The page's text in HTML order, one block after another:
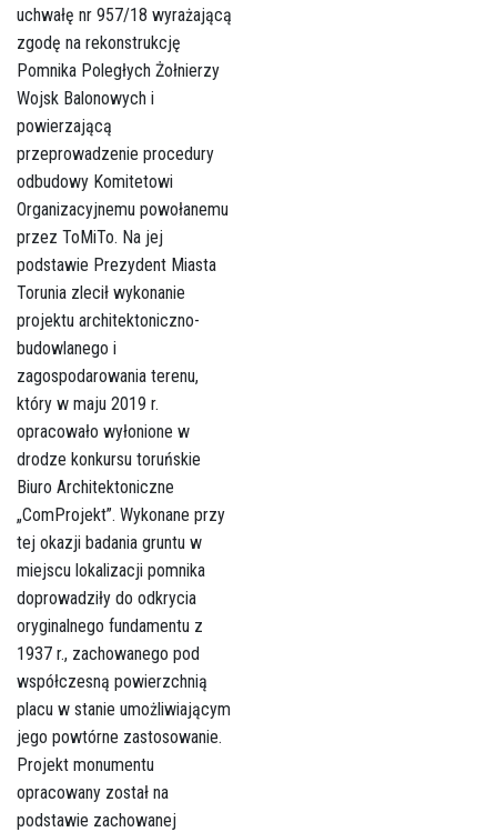
uchwałę nr 957/18 wyrażającą
zgodę na rekonstrukcję
Pomnika Poległych Żołnierzy
Wojsk Balonowych i
powierzającą
przeprowadzenie procedury
odbudowy Komitetowi
Organizacyjnemu powołanemu
przez ToMiTo. Na jej
podstawie Prezydent Miasta
Torunia zlecił wykonanie
projektu architektoniczno-
budowlanego i
zagospodarowania terenu,
który w maju 2019 r.
opracowało wyłonione w
drodze konkursu toruńskie
Biuro Architektoniczne
„ComProjekt”. Wykonane przy
tej okazji badania gruntu w
miejscu lokalizacji pomnika
doprowadziły do odkrycia
oryginalnego fundamentu z
1937 r., zachowanego pod
współczesną powierzchnią
placu w stanie umożliwiającym
jego powtórne zastosowanie.
Projekt monumentu
opracowany został na
podstawie zachowanej